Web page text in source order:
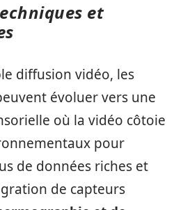
et
diffusion vidéo, les
évoluer vers une
où la vidéo côtoie
pour
de données riches et
de capteurs